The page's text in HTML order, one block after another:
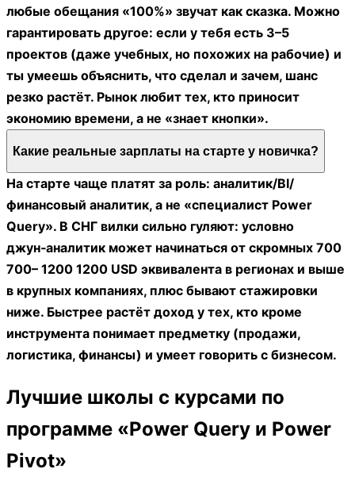
любые обещания «100%» звучат как сказка. Можно
гарантировать другое: если у тебя есть 3–5
проектов (даже учебных, но похожих на рабочие) и
ты умеешь объяснить, что сделал и зачем, шанс
резко растёт. Рынок любит тех, кто приносит
экономию времени, а не «знает кнопки».
Какие реальные зарплаты на старте у новичка?
На старте чаще платят за роль: аналитик/BI/
финансовый аналитик, а не «специалист Power
Query». В СНГ вилки сильно гуляют: условно
джун‑аналитик может начинаться от скромных 700
700– 1200 1200 USD эквивалента в регионах и выше
в крупных компаниях, плюс бывают стажировки
ниже. Быстрее растёт доход у тех, кто кроме
инструмента понимает предметку (продажи,
логистика, финансы) и умеет говорить с бизнесом.
Лучшие школы с курсами по
программе «Power Query и Power
Pivot»